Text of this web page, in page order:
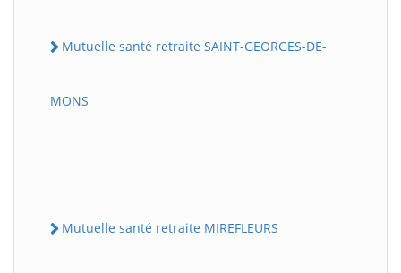
Mutuelle santé retraite SAINT-GEORGES-DE-
MONS
Mutuelle santé retraite MIREFLEURS